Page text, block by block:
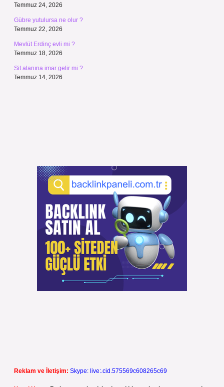
Temmuz 24, 2026
Gübre yutulursa ne olur ?
Temmuz 22, 2026
Mevlüt Erdinç evli mi ?
Temmuz 18, 2026
Sit alanına imar gelir mi ?
Temmuz 14, 2026
Reklam ve İletişim: Skype: live:.cid.575569c608265c69